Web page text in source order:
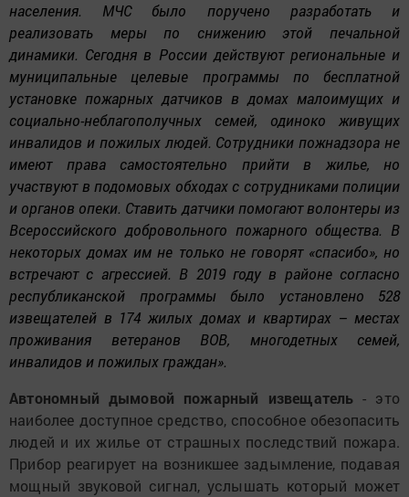
населения. МЧС было поручено разработать и
реализовать меры по снижению этой печальной
динамики. Сегодня в России действуют региональные и
муниципальные целевые программы по бесплатной
установке пожарных датчиков в домах малоимущих и
социально-неблагополучных семей, одиноко живущих
инвалидов и пожилых людей. Сотрудники пожнадзора не
имеют права самостоятельно прийти в жилье, но
участвуют в подомовых обходах с сотрудниками полиции
и органов опеки. Ставить датчики помогают волонтеры из
Всероссийского добровольного пожарного общества. В
некоторых домах им не только не говорят «спасибо», но
встречают с агрессией. В 2019 году в районе согласно
республиканской программы было установлено 528
извещателей в 174 жилых домах и квартирах – местах
проживания ветеранов ВОВ, многодетных семей,
инвалидов и пожилых граждан».
Автономный дымовой пожарный извещатель - это
наиболее доступное средство, способное обезопасить
людей и их жилье от страшных последствий пожара.
Прибор реагирует на возникшее задымление, подавая
мощный звуковой сигнал, услышать который может